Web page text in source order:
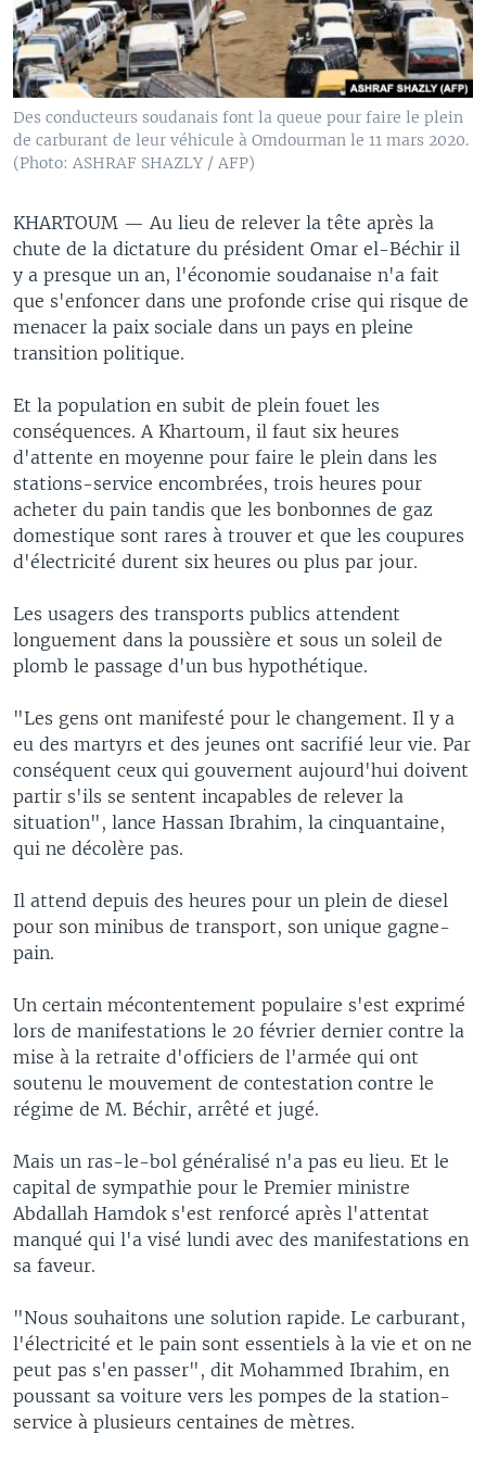
Des conducteurs soudanais font la queue pour faire le plein
de carburant de leur véhicule à Omdourman le 11 mars 2020.
(Photo: ASHRAF SHAZLY / AFP)
KHARTOUM — Au lieu de relever la tête après la
chute de la dictature du président Omar el-Béchir il
y a presque un an, l'économie soudanaise n'a fait
que s'enfoncer dans une profonde crise qui risque de
menacer la paix sociale dans un pays en pleine
transition politique.
Et la population en subit de plein fouet les
conséquences. A Khartoum, il faut six heures
d'attente en moyenne pour faire le plein dans les
stations-service encombrées, trois heures pour
acheter du pain tandis que les bonbonnes de gaz
domestique sont rares à trouver et que les coupures
d'électricité durent six heures ou plus par jour.
Les usagers des transports publics attendent
longuement dans la poussière et sous un soleil de
plomb le passage d'un bus hypothétique.
"Les gens ont manifesté pour le changement. Il y a
eu des martyrs et des jeunes ont sacrifié leur vie. Par
conséquent ceux qui gouvernent aujourd'hui doivent
partir s'ils se sentent incapables de relever la
situation", lance Hassan Ibrahim, la cinquantaine,
qui ne décolère pas.
Il attend depuis des heures pour un plein de diesel
pour son minibus de transport, son unique gagne-
pain.
Un certain mécontentement populaire s'est exprimé
lors de manifestations le 20 février dernier contre la
mise à la retraite d'officiers de l'armée qui ont
soutenu le mouvement de contestation contre le
régime de M. Béchir, arrêté et jugé.
Mais un ras-le-bol généralisé n'a pas eu lieu. Et le
capital de sympathie pour le Premier ministre
Abdallah Hamdok s'est renforcé après l'attentat
manqué qui l'a visé lundi avec des manifestations en
sa faveur.
"Nous souhaitons une solution rapide. Le carburant,
l'électricité et le pain sont essentiels à la vie et on ne
peut pas s'en passer", dit Mohammed Ibrahim, en
poussant sa voiture vers les pompes de la station-
service à plusieurs centaines de mètres.